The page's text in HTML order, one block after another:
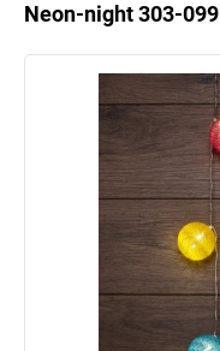
Neon-night 303-099